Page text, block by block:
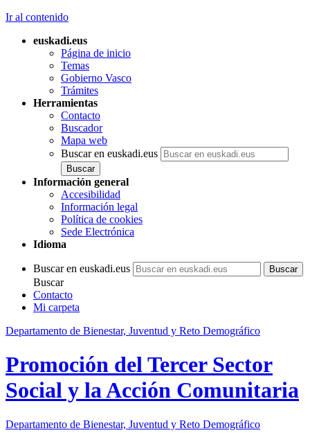
Ir al contenido
euskadi.eus
Página de inicio
Temas
Gobierno Vasco
Trámites
Herramientas
Contacto
Buscador
Mapa web
Buscar en euskadi.eus
Información general
Accesibilidad
Información legal
Política de cookies
Sede Electrónica
Idioma
Buscar en euskadi.eus
Buscar
Contacto
Mi carpeta
Departamento de Bienestar, Juventud y Reto Demográfico
Promoción del Tercer Sector
Social y la Acción Comunitaria
Departamento de Bienestar, Juventud y Reto Demográfico